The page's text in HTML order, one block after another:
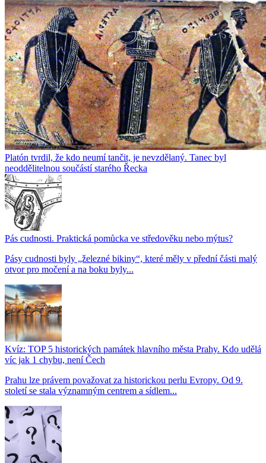
Platón tvrdil, že kdo neumí tančit, je nevzdělaný. Tanec byl
neoddělitelnou součástí starého Řecka
Pás cudnosti. Praktická pomůcka ve středověku nebo mýtus?
Pásy cudnosti byly „železné bikiny“, které měly v přední části malý
otvor pro močení a na boku byly...
Kvíz: TOP 5 historických památek hlavního města Prahy. Kdo udělá
víc jak 1 chybu, není Čech
Prahu lze právem považovat za historickou perlu Evropy. Od 9.
století se stala významným centrem a sídlem...